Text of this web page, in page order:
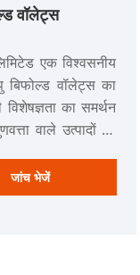
वॉलेट्स
एक विश्वसनीय
बिफोल्ड वॉलेट्स का
विशेषज्ञता का समर्थन
वाले उत्पादों को
के बैग, लेडीज बैग,
जांच भेजें